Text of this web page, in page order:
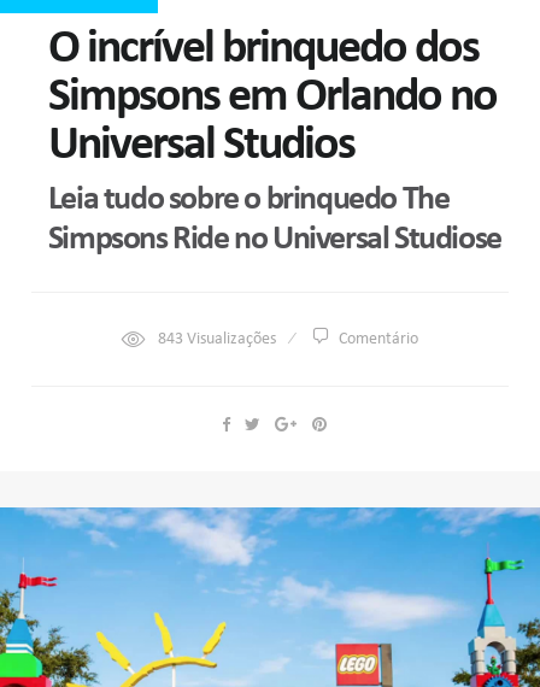
O incrível brinquedo dos
Simpsons em Orlando no
Universal Studios
Leia tudo sobre o brinquedo The
Simpsons Ride no Universal Studiose
843Visualizações Comentário